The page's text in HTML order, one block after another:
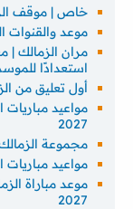
خاص | موقف
موعد والقنوات
مران الزمالك |
استعدادًا
أول تعليق من
2027
مجموعة الزمالك
مواعيد مباريات
2027